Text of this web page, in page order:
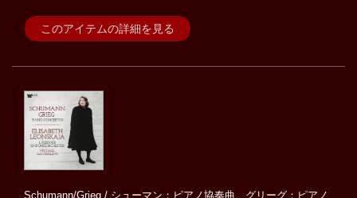
このアイテムの詳細を見る
Schumann/Grieg / シューマン：ピアノ協奏曲、グリーグ：ピアノ